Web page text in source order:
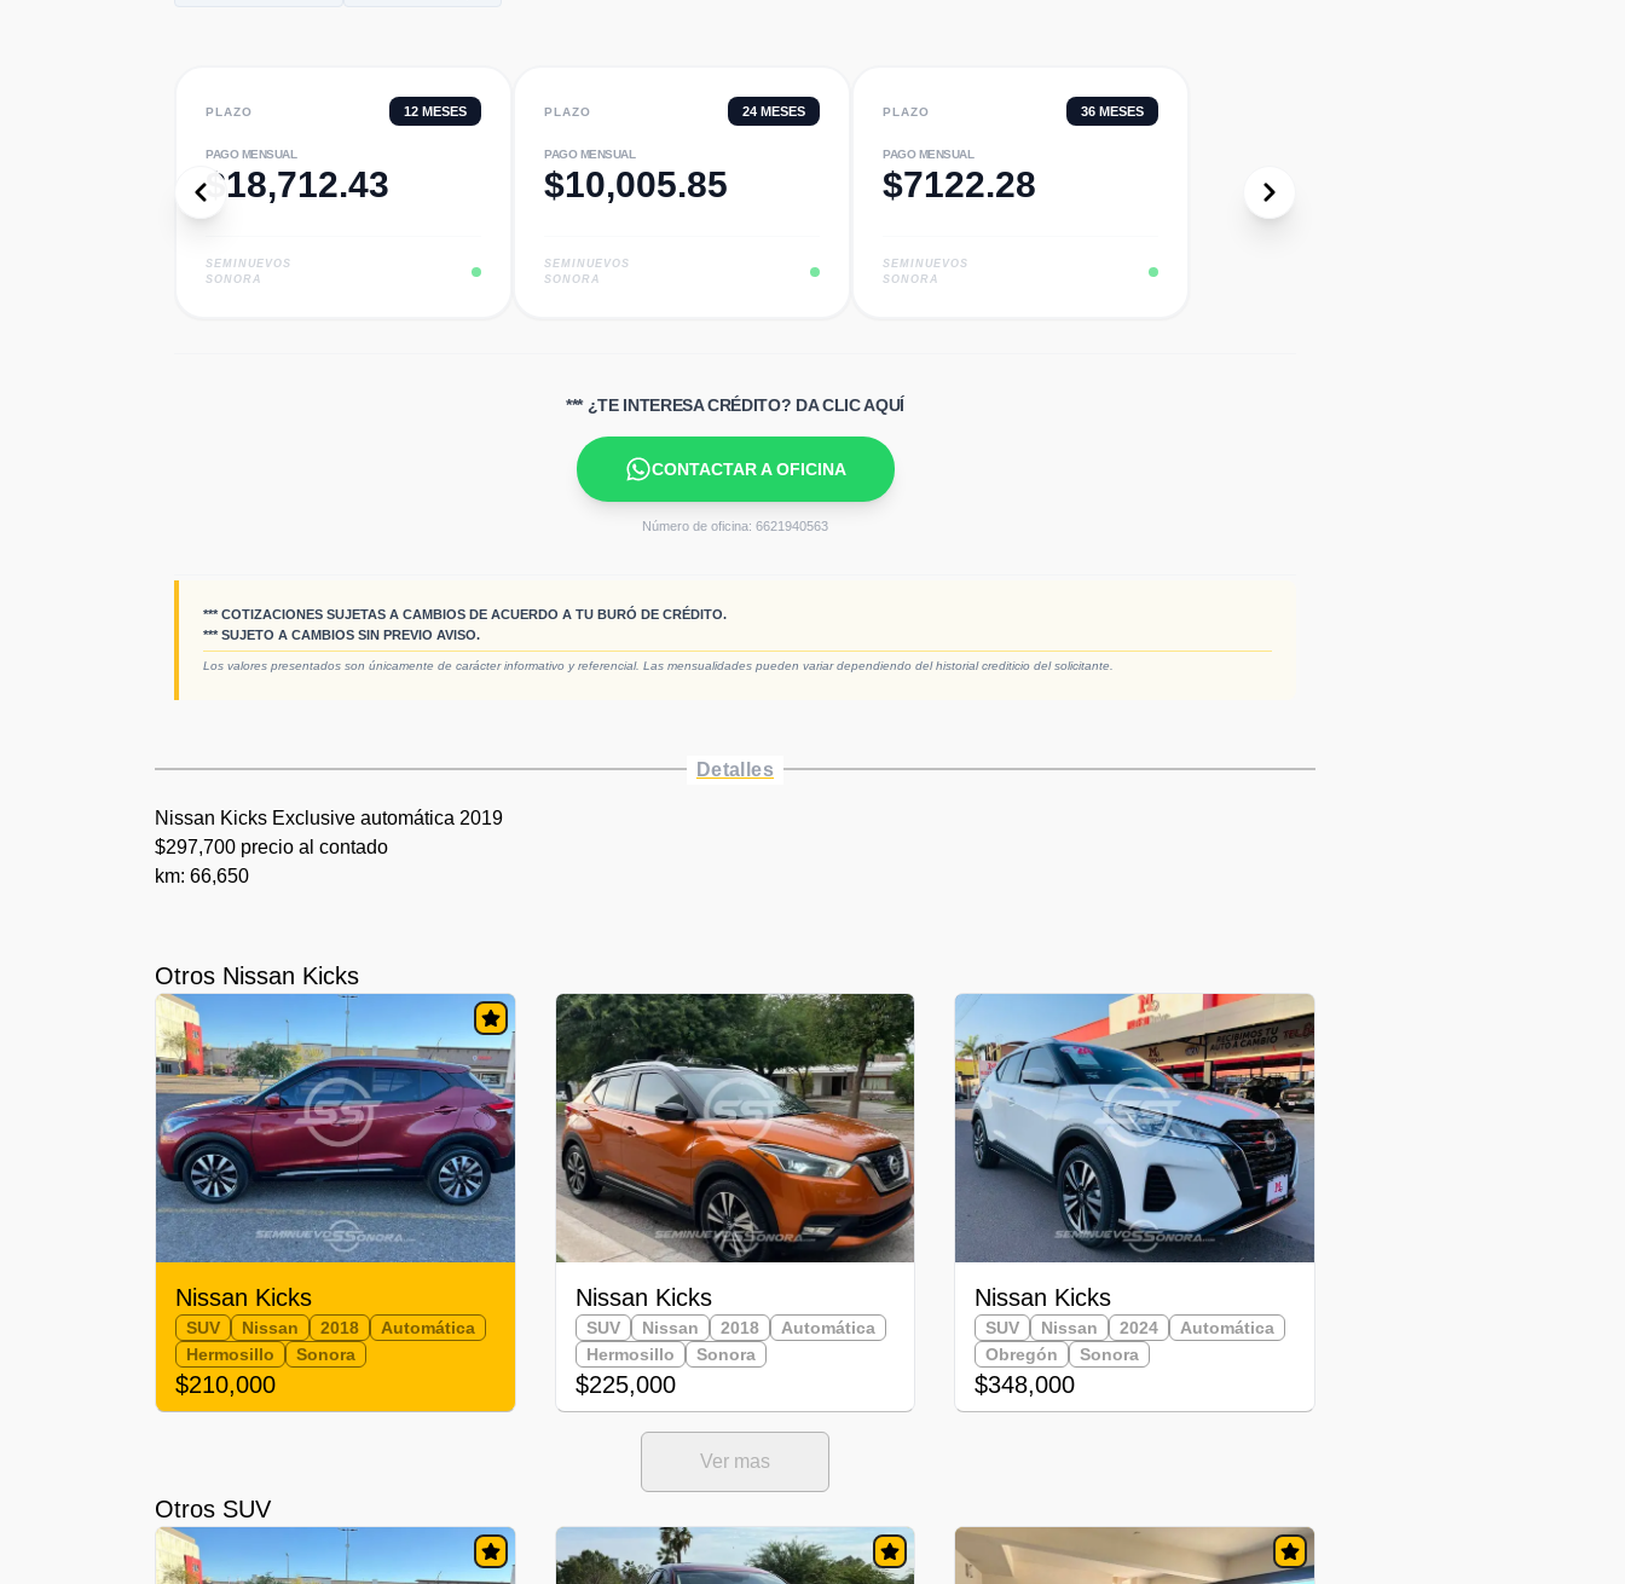
PLAZO 12 MESES
PAGO MENSUAL
$18,712.43
SEMINUEVOS
SONORA
PLAZO 24 MESES
PAGO MENSUAL
$10,005.85
SEMINUEVOS
SONORA
PLAZO 36 MESES
PAGO MENSUAL
$7122.28
SEMINUEVOS
SONORA
*** ¿TE INTERESA CRÉDITO? DA CLIC AQUÍ
CONTACTAR A OFICINA
Número de oficina: 6621940563
*** COTIZACIONES SUJETAS A CAMBIOS DE ACUERDO A TU BURÓ DE CRÉDITO.
*** SUJETO A CAMBIOS SIN PREVIO AVISO.
Los valores presentados son únicamente de carácter informativo y referencial. Las mensualidades pueden variar dependiendo del historial crediticio del solicitante.
Detalles
Nissan Kicks Exclusive automática 2019
$297,700 precio al contado
km: 66,650
Otros Nissan Kicks
Nissan Kicks
SUV Nissan 2018
Automática
Hermosillo
Sonora
$210,000
Nissan Kicks
SUV Nissan 2018
Automática
Hermosillo
Sonora
$225,000
Nissan Kicks
SUV Nissan 2024
Automática
Obregón
Sonora
$348,000
Ver mas
Otros SUV